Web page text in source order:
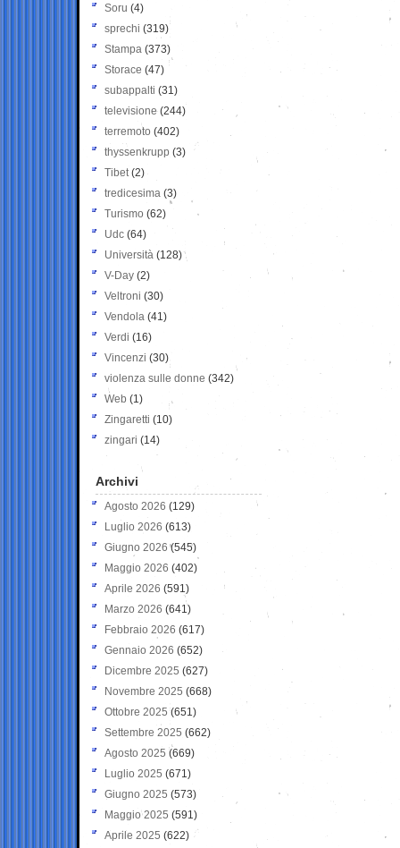
Soru (4)
sprechi (319)
Stampa (373)
Storace (47)
subappalti (31)
televisione(244)
terremoto (402)
thyssenkrupp (3)
Tibet(2)
tredicesima (3)
Turismo (62)
Udc (64)
Università (128)
V-Day (2)
Veltroni (30)
Vendola (41)
Verdi (16)
Vincenzi (30)
violenza sulle donne (342)
Web (1)
Zingaretti (10)
zingari (14)
Archivi
Agosto 2026 (129)
Luglio 2026 (613)
Giugno 2026 (545)
Maggio 2026 (402)
Aprile 2026 (591)
Marzo 2026 (641)
Febbraio 2026 (617)
Gennaio 2026 (652)
Dicembre 2025 (627)
Novembre 2025 (668)
Ottobre 2025 (651)
Settembre 2025 (662)
Agosto 2025 (669)
Luglio 2025 (671)
Giugno 2025 (573)
Maggio 2025 (591)
Aprile 2025 (622)